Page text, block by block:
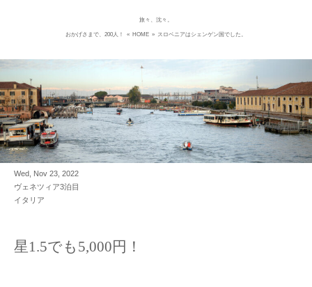
旅々、沈々。
おかげさまで、200人！ « HOME » スロベニアはシェンゲン国でした。
Wed, Nov 23, 2022
ヴェネツィア3泊目
イタリア
星1.5でも5,000円！